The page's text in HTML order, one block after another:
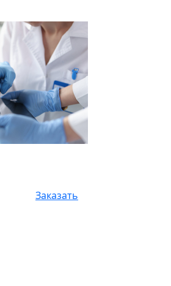
Заказать